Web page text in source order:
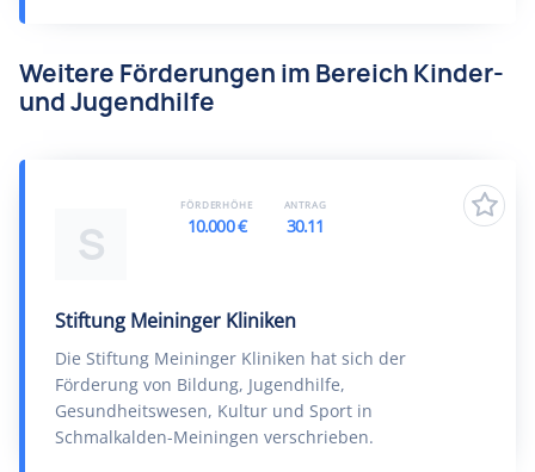
Weitere Förderungen im Bereich Kinder-
und Jugendhilfe
S
Stiftung Meininger Kliniken
Die Stiftung Meininger Kliniken hat sich der
Förderung von Bildung, Jugendhilfe,
Gesundheitswesen, Kultur und Sport in
Schmalkalden-Meiningen verschrieben.
FÖRDERHÖHE
10.000 €
ANTRAG
30.11